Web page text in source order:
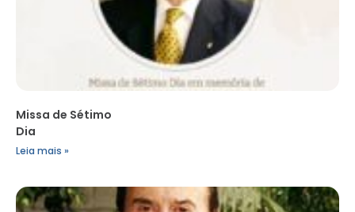
Missa de Sétimo
Dia
Leia mais »